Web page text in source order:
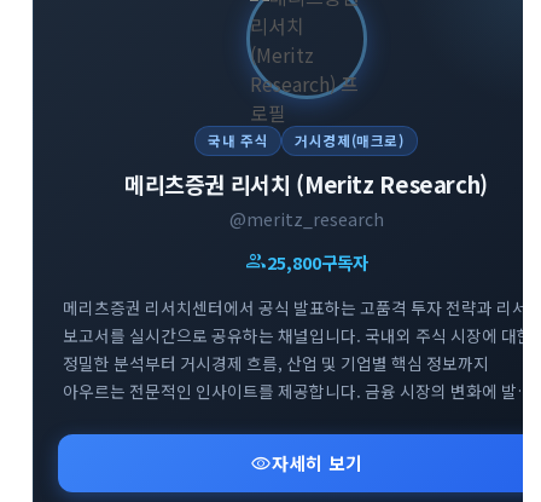
국내 주식 거시경제(매크로)
메리츠증권 리서치 (Meritz Research)
@meritz_research
group25,800구독자
메리츠증권 리서치센터에서 공식 발표하는 고품격 투자 전략과 리서
보고서를 실시간으로 공유하는 채널입니다. 국내외 주식 시장에 대한
정밀한 분석부터 거시경제 흐름, 산업 및 기업별 핵심 정보까지
아우르는 전문적인 인사이트를 제공합니다. 금융 시장의 변화에 발
높은 데이터를 엄선하여 전달해 드립니다.
visibility자세히 보기